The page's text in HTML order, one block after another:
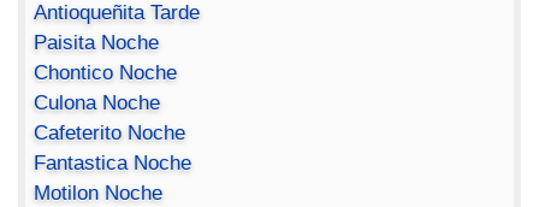
Antioqueñita Tarde
Paisita Noche
Chontico Noche
Culona Noche
Cafeterito Noche
Fantastica Noche
Motilon Noche